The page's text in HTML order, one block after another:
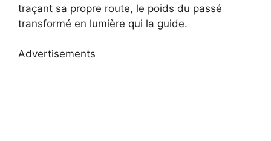
traçant sa propre route, le poids du passé
transformé en lumière qui la guide.
Advertisements